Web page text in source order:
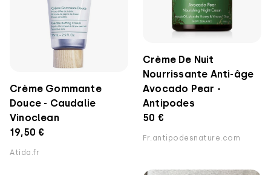
Crème De Nuit
Nourrissante Anti-âge
Avocado Pear -
Antipodes
50 €
Fr.antipodesnature.com
Crème Gommante
Douce - Caudalie
Vinoclean
19,50 €
Atida.fr